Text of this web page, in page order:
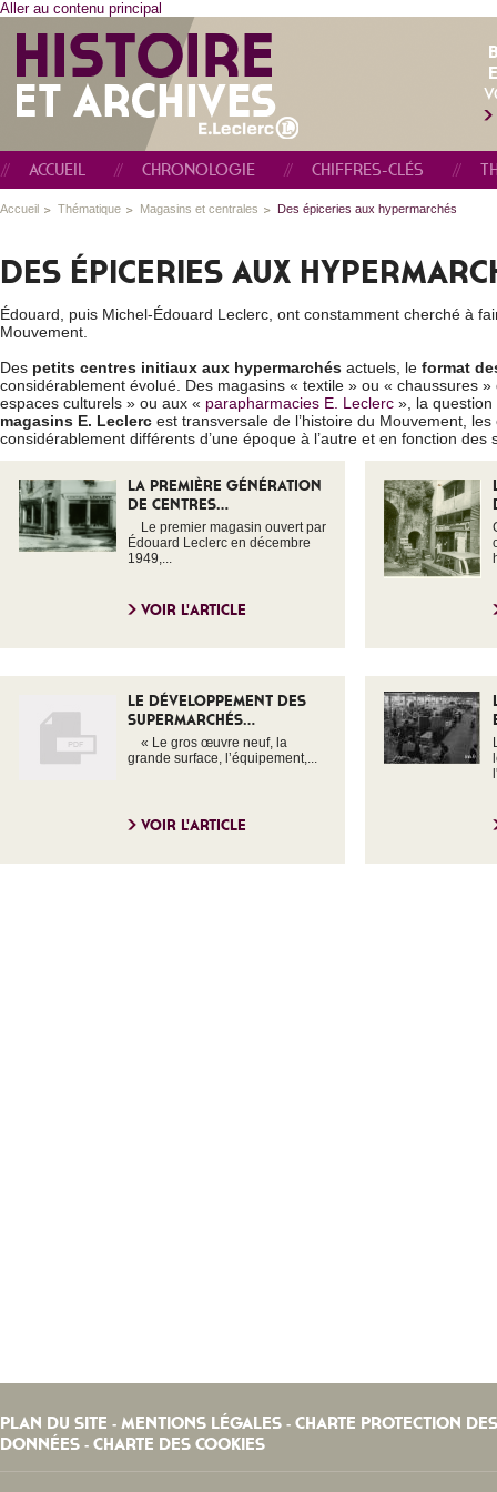
Aller au contenu principal
ACCUEIL CHRONOLOGIE CHIFFRES-CLÉS
Accueil Thématique Magasins et centrales Des épiceries aux hypermarchés
DES ÉPICERIES AUX
Édouard, puis Michel-Édouard Leclerc, ont constamment cherché à
Mouvement.
Des petits centres initiaux aux hypermarchés actuels, le format
considérablement évolué. Des magasins « textile » ou « chaussures
espaces culturels » ou aux « parapharmacies E. Leclerc », la
magasins E. Leclerc est transversale de l’histoire du Mouvement,
considérablement différents d’une époque à l’autre et en fonction des
LA PREMIÈRE GÉNÉRATION
DE CENTRES...
Le premier magasin ouvert par
Édouard Leclerc en décembre
1949,...
VOIR L'ARTICLE
LE DÉVELOPPEMENT DES
SUPERMARCHÉS...
« Le gros œuvre neuf, la
grande surface, l’équipement,...
VOIR L'ARTICLE
PLAN DU SITE - MENTIONS LÉGALES - CHARTE PROTECTION DES
DONNÉES - CHARTE DES COOKIES